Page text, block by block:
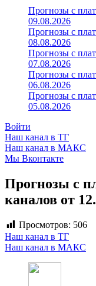
Прогнозы с
09.08.2026
Прогнозы с
08.08.2026
Прогнозы с
07.08.2026
Прогнозы с
06.08.2026
Прогнозы с
05.08.2026
Войти
Наш канал в ТГ
Наш канал в МАКС
Мы Вконтакте
Прогнозы с
каналов от
Просмотров: 506
Наш канал в ТГ
Наш канал в МАКС